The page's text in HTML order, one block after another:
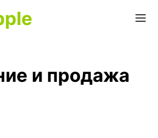
и продажа